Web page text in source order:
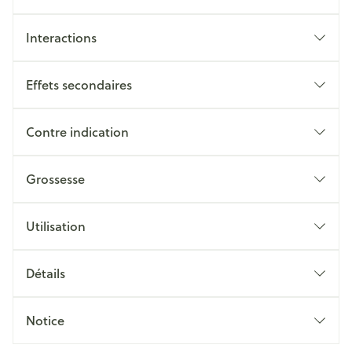
Interactions
Effets secondaires
Contre indication
Grossesse
Utilisation
Détails
Notice